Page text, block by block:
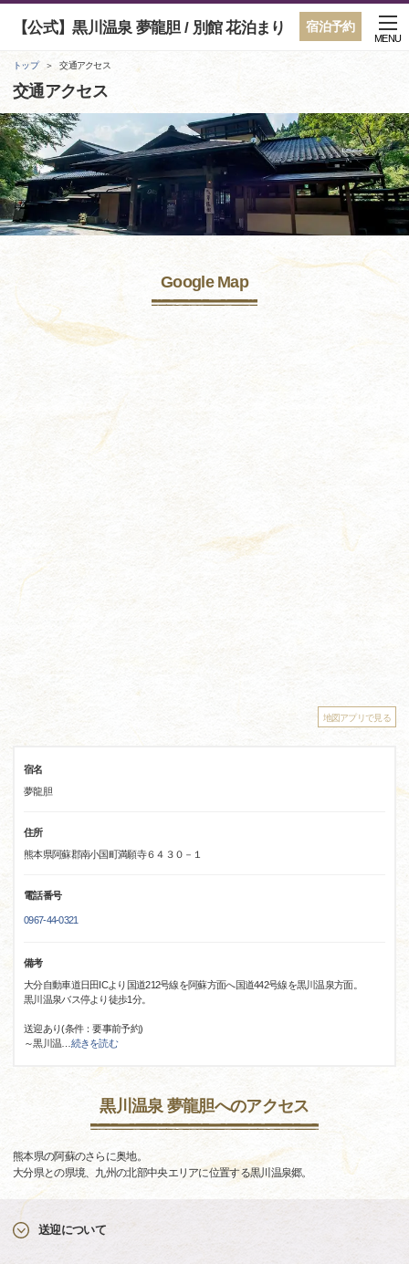
宿泊予約
【公式】黒川温泉 夢龍胆 / 別館 花泊まり
MENU
トップ 交通アクセス
交通アクセス
Google Map
地図アプリで見る
宿名
夢龍胆
住所
熊本県阿蘇郡南小国町満願寺６４３０－１
電話番号
0967-44-0321
備考
大分自動車道日田ICより国道212号線を阿蘇方面へ国道442号線を黒川温泉方面。
黒川温泉バス停より徒歩1分。
送迎あり(条件：要事前予約)
～黒川温
続きを読む
黒川温泉 夢龍胆へのアクセス
熊本県の阿蘇のさらに奥地。
大分県との県境、九州の北部中央エリアに位置する黒川温泉郷。
送迎について